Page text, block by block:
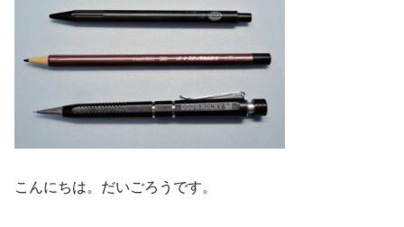
こんにちは。だいごろうです。